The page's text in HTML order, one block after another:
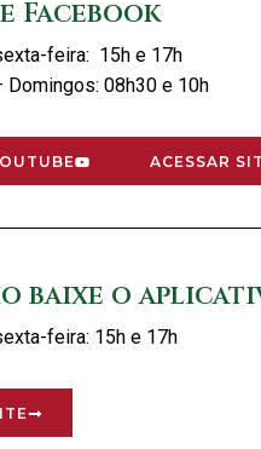
Facebook
feira: 15h e 17h
Domingos: 08h30 e 10h
ACESSAR
baixe o
feira: 15h e 17h